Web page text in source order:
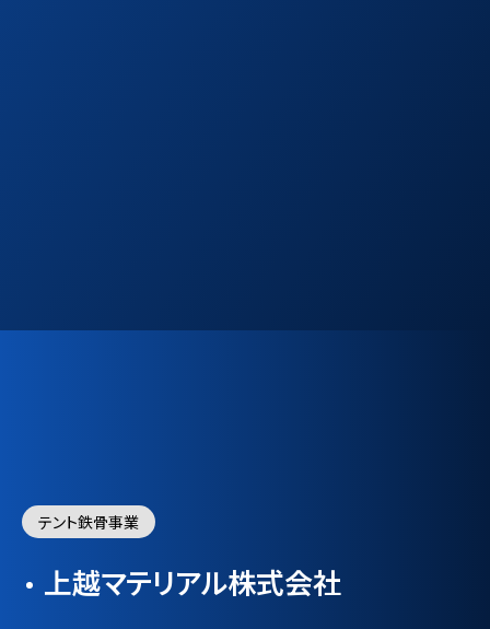
テント鉄骨事業
上越マテリアル株式会社